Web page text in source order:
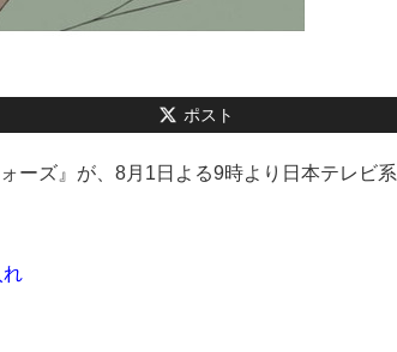
ポスト
ーズ』が、8月1日よる9時より日本テレビ
れ